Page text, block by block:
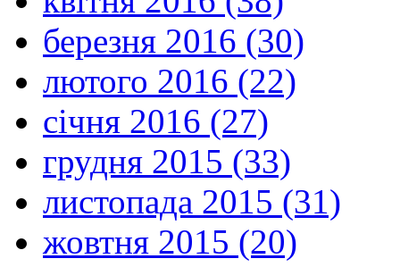
березня 2016 (30)
лютого 2016 (22)
січня 2016 (27)
грудня 2015 (33)
листопада 2015 (31)
жовтня 2015 (20)